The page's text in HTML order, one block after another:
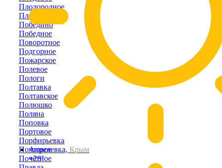
Апрелевка, Крым
+28°
Плодородное
Плотинное
Победино
Победное
Поворотное
Подгорное
Пожарское
Полевое
Пологи
Полтавка
Полтавское
Полюшко
Поляна
Поповка
Портовое
Порфирьевка
Почтовое
Почётное